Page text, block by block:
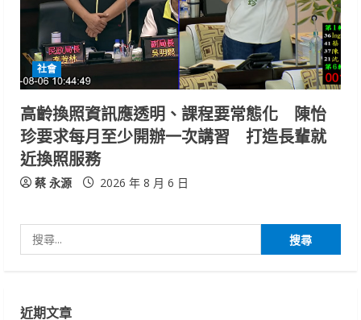
社會
高齡換照資訊應透明、課程要常態化 陳怡
珍要求每月至少開辦一次講習 打造長輩就
近換照服務
蔡 永源 2026 年 8 月 6 日
尋
近期文章